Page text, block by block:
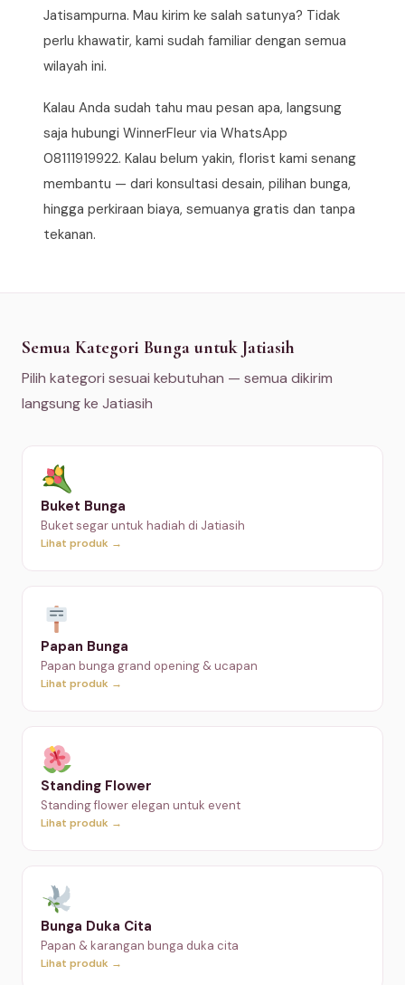
Jatisampurna. Mau kirim ke salah satunya? Tidak
perlu khawatir, kami sudah familiar dengan semua
wilayah ini.
Kalau Anda sudah tahu mau pesan apa, langsung
saja hubungi WinnerFleur via WhatsApp
08111919922. Kalau belum yakin, florist kami senang
membantu — dari konsultasi desain, pilihan bunga,
hingga perkiraan biaya, semuanya gratis dan tanpa
tekanan.
Semua Kategori Bunga untuk Jatiasih
Pilih kategori sesuai kebutuhan — semua dikirim
langsung ke Jatiasih
Buket Bunga
Buket segar untuk hadiah di Jatiasih
Lihat produk →
Papan Bunga
Papan bunga grand opening & ucapan
Lihat produk →
Standing Flower
Standing flower elegan untuk event
Lihat produk →
Bunga Duka Cita
Papan & karangan bunga duka cita
Lihat produk →